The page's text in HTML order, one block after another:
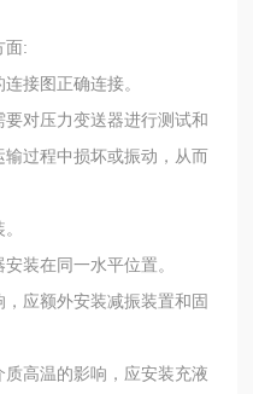
面:
接图正确连接。
对压力变送器进行测试和
过程中损坏或振动，从而
装在同一水平位置。
应额外安装减振装置和固
高温的影响，应安装充液